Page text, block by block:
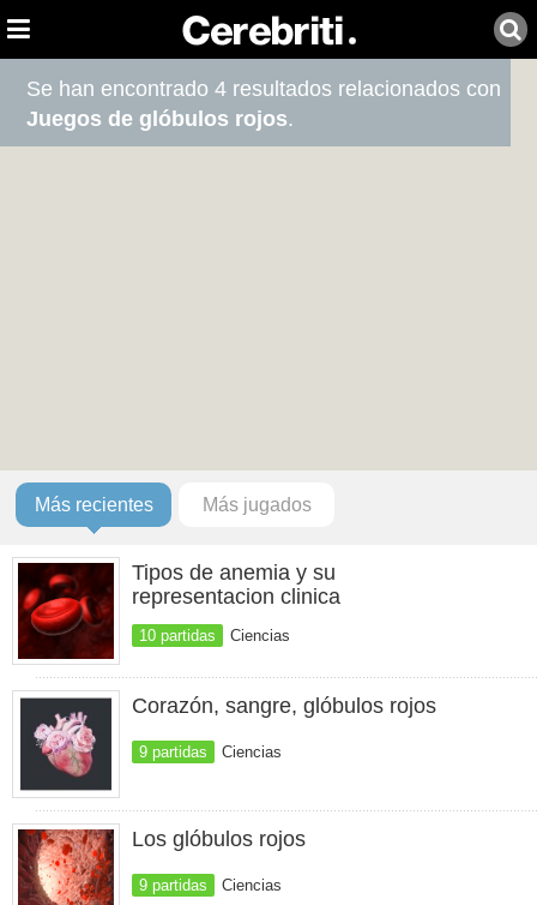
Se han encontrado 4 resultados relacionados con
Juegos de glóbulos rojos.
Más recientes Más jugados
Tipos de anemia y su
representacion clinica
10 partidas Ciencias
Corazón, sangre, glóbulos rojos
9 partidas Ciencias
Los glóbulos rojos
9 partidas Ciencias